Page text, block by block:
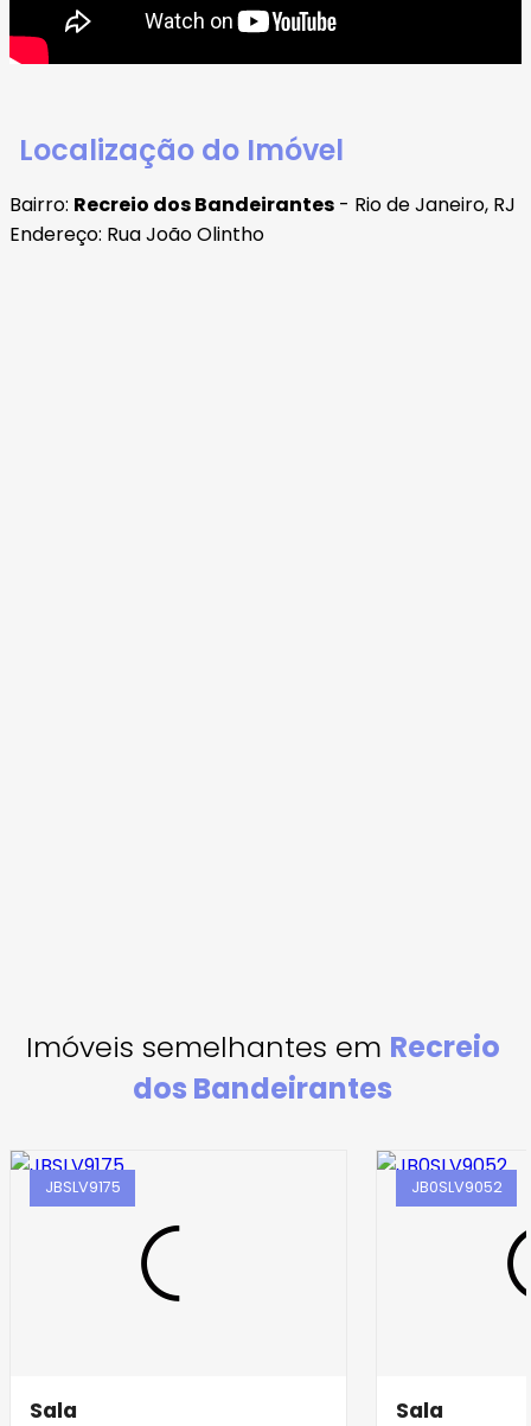
Localização do Imóvel
Bairro: Recreio dos Bandeirantes - Rio de Janeiro, RJ
Endereço: Rua João Olintho
Imóveis semelhantes em Recreio
dos Bandeirantes
JBSLV9175
Sala
JB0SLV9052
Sala